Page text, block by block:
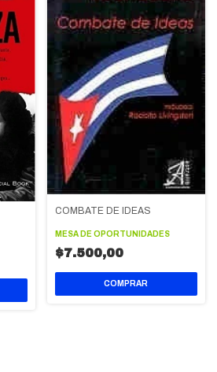
COMBATE DE IDEAS
MESA DE OPORTUNIDADES
$7.500,00